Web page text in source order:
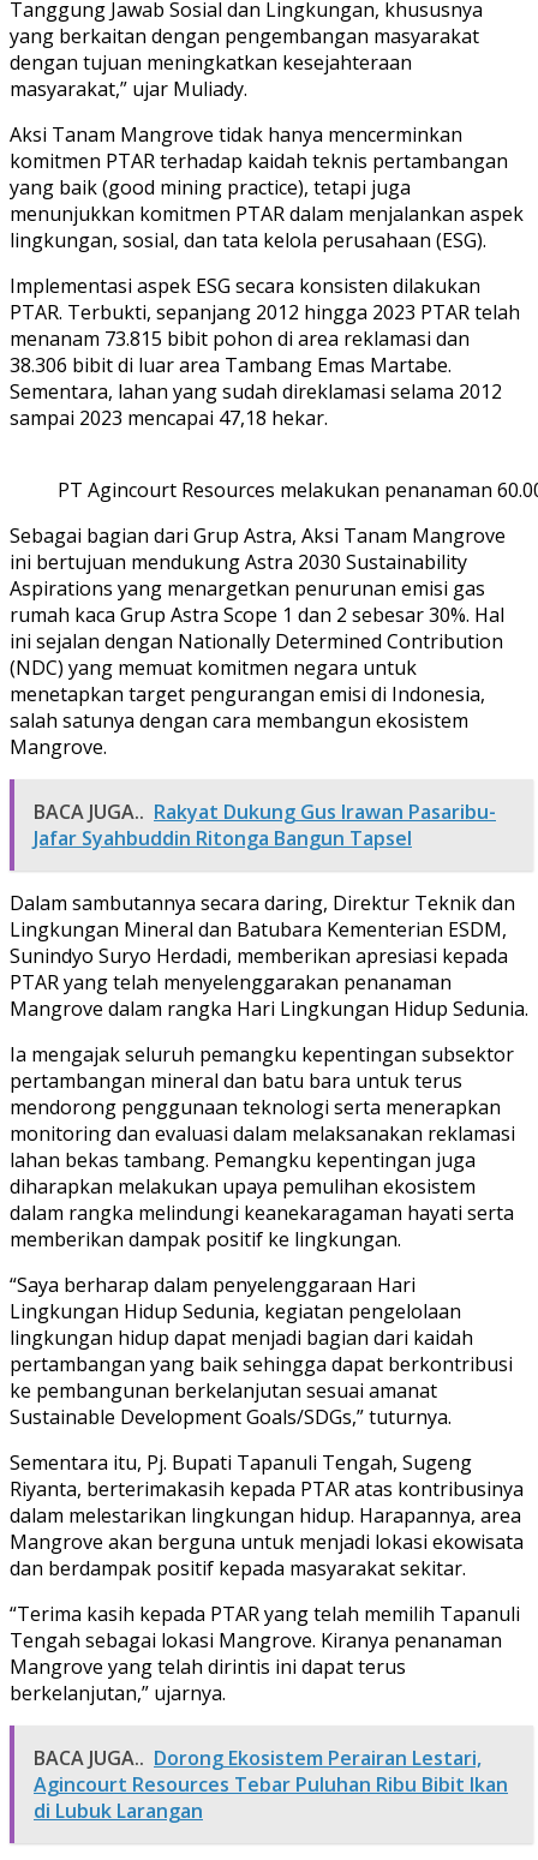
Tanggung Jawab Sosial dan Lingkungan, khususnya
yang berkaitan dengan pengembangan masyarakat
dengan tujuan meningkatkan kesejahteraan
masyarakat,” ujar Muliady.
Aksi Tanam Mangrove tidak hanya mencerminkan
komitmen PTAR terhadap kaidah teknis pertambangan
yang baik (good mining practice), tetapi juga
menunjukkan komitmen PTAR dalam menjalankan aspek
lingkungan, sosial, dan tata kelola perusahaan (ESG).
Implementasi aspek ESG secara konsisten dilakukan
PTAR. Terbukti, sepanjang 2012 hingga 2023 PTAR telah
menanam 73.815 bibit pohon di area reklamasi dan
38.306 bibit di luar area Tambang Emas Martabe.
Sementara, lahan yang sudah direklamasi selama 2012
sampai 2023 mencapai 47,18 hekar.
PT Agincourt Resources melakukan penanaman
Sebagai bagian dari Grup Astra, Aksi Tanam Mangrove
ini bertujuan mendukung Astra 2030 Sustainability
Aspirations yang menargetkan penurunan emisi gas
rumah kaca Grup Astra Scope 1 dan 2 sebesar 30%. Hal
ini sejalan dengan Nationally Determined Contribution
(NDC) yang memuat komitmen negara untuk
menetapkan target pengurangan emisi di Indonesia,
salah satunya dengan cara membangun ekosistem
Mangrove.
BACA JUGA.. Rakyat Dukung Gus Irawan Pasaribu-
Jafar Syahbuddin Ritonga Bangun Tapsel
Dalam sambutannya secara daring, Direktur Teknik dan
Lingkungan Mineral dan Batubara Kementerian ESDM,
Sunindyo Suryo Herdadi, memberikan apresiasi kepada
PTAR yang telah menyelenggarakan penanaman
Mangrove dalam rangka Hari Lingkungan Hidup Sedunia.
Ia mengajak seluruh pemangku kepentingan subsektor
pertambangan mineral dan batu bara untuk terus
mendorong penggunaan teknologi serta menerapkan
monitoring dan evaluasi dalam melaksanakan reklamasi
lahan bekas tambang. Pemangku kepentingan juga
diharapkan melakukan upaya pemulihan ekosistem
dalam rangka melindungi keanekaragaman hayati serta
memberikan dampak positif ke lingkungan.
“Saya berharap dalam penyelenggaraan Hari
Lingkungan Hidup Sedunia, kegiatan pengelolaan
lingkungan hidup dapat menjadi bagian dari kaidah
pertambangan yang baik sehingga dapat berkontribusi
ke pembangunan berkelanjutan sesuai amanat
Sustainable Development Goals/SDGs,” tuturnya.
Sementara itu, Pj. Bupati Tapanuli Tengah, Sugeng
Riyanta, berterimakasih kepada PTAR atas kontribusinya
dalam melestarikan lingkungan hidup. Harapannya, area
Mangrove akan berguna untuk menjadi lokasi ekowisata
dan berdampak positif kepada masyarakat sekitar.
“Terima kasih kepada PTAR yang telah memilih Tapanuli
Tengah sebagai lokasi Mangrove. Kiranya penanaman
Mangrove yang telah dirintis ini dapat terus
berkelanjutan,” ujarnya.
BACA JUGA.. Dorong Ekosistem Perairan Lestari,
Agincourt Resources Tebar Puluhan Ribu Bibit Ikan
di Lubuk Larangan